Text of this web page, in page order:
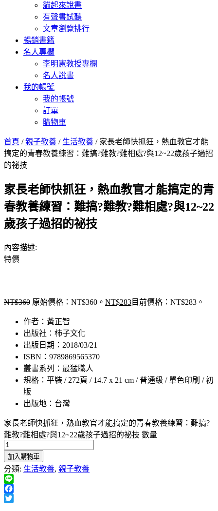
貓起來說書
有聲書試聽
文章瀏覽排行
暢銷書籍
名人專欄
李明憲教授專欄
名人說書
我的帳號
我的帳號
訂單
購物車
首頁 /親子教養 / 生活教養 / 家長老師快抓狂，熱血教官才能
搞定的青春教養練習：難搞?難教?難相處?與12~22歲孩子過招
的祕技
家長老師快抓狂，熱血教官才能搞定的青
春教養練習：難搞?難教?難相處?與12~22
歲孩子過招的祕技
內容描述:
特價
NT$360 原始價格：NT$360。 NT$283目前價格：NT$283。
作者：黃正智
出版社：柿子文化
出版日期：2018/03/21
ISBN：9789869565370
叢書系列：最猛職人
規格：平裝 / 272頁 / 14.7 x 21 cm / 普通級 / 單色印刷 / 初
版
出版地：台灣
家長老師快抓狂，熱血教官才能搞定的青春教養練習：難搞?
難教?難相處?與12~22歲孩子過招的祕技 數量
加入購物車
分類: 生活教養, 親子教養
Line
Facebook